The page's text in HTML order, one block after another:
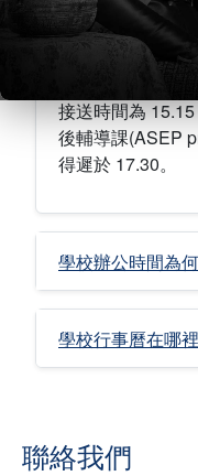
接送學生時間 為
接送時間為
後輔導課(ASEP
得遲於 17.30。
學校辦公時間為
學校行事曆在哪
聯絡我們